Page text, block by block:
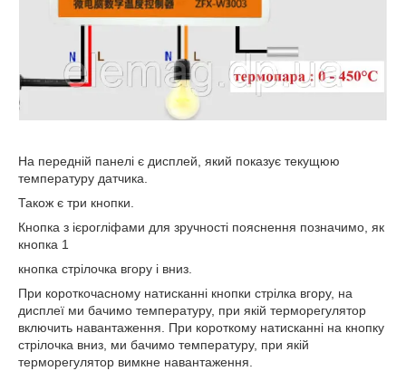
На передній панелі є дисплей, який показує текущюю
температуру датчика.
Також є три кнопки.
Кнопка з ієрогліфами для зручності пояснення позначимо, як
кнопка 1
кнопка стрілочка вгору і вниз.
При короткочасному натисканні кнопки стрілка вгору, на
дисплеї ми бачимо температуру, при якій терморегулятор
включить навантаження. При короткому натисканні на кнопку
стрілочка вниз, ми бачимо температуру, при якій
терморегулятор вимкне навантаження.